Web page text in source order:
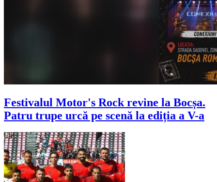
Festivalul Motor's Rock revine la Bocșa.
Patru trupe urcă pe scenă la ediția a V-a